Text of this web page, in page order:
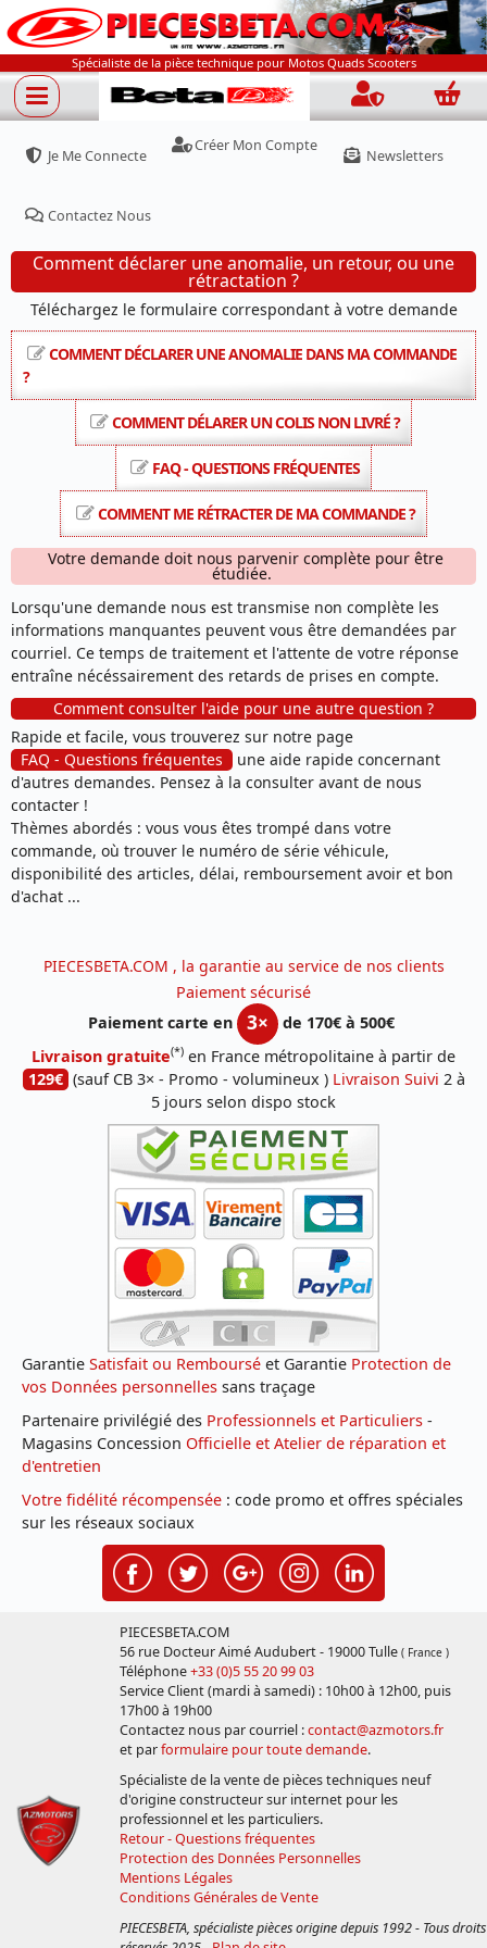
Spécialiste de la pièce technique pour Motos Quads Scooters
Connection
Je Me Connecte
Créer Mon Compte
Newsletters
Contactez Nous
Comment déclarer une anomalie, un retour, ou une
rétractation ?
Téléchargez le formulaire correspondant à votre demande
COMMENT DÉCLARER UNE ANOMALIE DANS MA COMMANDE
?
COMMENT DÉLARER UN COLIS NON LIVRÉ ?
FAQ - QUESTIONS FRÉQUENTES
COMMENT ME RÉTRACTER DE MA COMMANDE ?
Votre demande doit nous parvenir complète pour être
étudiée.
Lorsqu'une demande nous est transmise non complète les
informations manquantes peuvent vous être demandées par
courriel. Ce temps de traitement et l'attente de votre réponse
entraîne nécéssairement des retards de prises en compte.
Comment consulter l'aide pour une autre question ?
Rapide et facile, vous trouverez sur notre page
FAQ - Questions fréquentes
une aide rapide concernant
d'autres demandes. Pensez à la consulter avant de nous
contacter !
Thèmes abordés : vous vous êtes trompé dans votre
commande, où trouver le numéro de série véhicule,
disponibilité des articles, délai, remboursement avoir et bon
d'achat ...
PIECESBETA.COM , la garantie au service de nos clients
Paiement sécurisé
Paiement carte en
3×
de 170€ à 500€
Livraison gratuite(*) en France métropolitaine à partir de
129€ (sauf CB 3× - Promo - volumineux ) Livraison Suivi 2 à
5 jours selon dispo stock
Garantie Satisfait ou Remboursé et Garantie Protection de
vos Données personnelles sans traçage
Partenaire privilégié des Professionnels et Particuliers -
Magasins Concession Officielle et Atelier de réparation et
d'entretien
Votre fidélité récompensée : code promo et offres spéciales
sur les réseaux sociaux
PIECESBETA.COM
56 rue Docteur Aimé Audubert - 19000 Tulle ( France )
Téléphone+33 (0)5 55 20 99 03
Service Client (mardi à samedi) : 10h00 à 12h00, puis
17h00 à 19h00
Contactez nous par courriel :contact@azmotors.fr
et parformulaire pour toute demande.
Spécialiste de la vente de pièces techniques neuf
d'origine constructeur sur internet pour les
professionnel et les particuliers.
Retour - Questions fréquentes
Protection des Données Personnelles
Mentions Légales
Conditions Générales de Vente
PIECESBETA, spécialiste pièces origine depuis 1992 - Tous droits